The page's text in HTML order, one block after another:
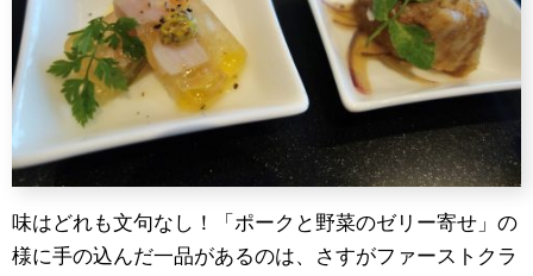
味はどれも文句なし！「ポークと野菜のゼリー寄せ」の
様に手の込んだ一品があるのは、さすがファーストクラ